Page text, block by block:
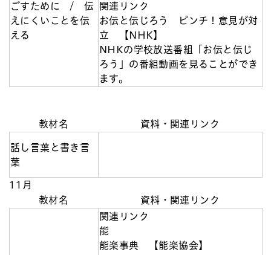
ごすために / 伝
えにくいことを伝
える
関連リンク
お伝と伝じろう ピンチ！意見が対
立 【NHK】
NHKの学校放送番組「お伝と伝じ
ろう」の番組動画を見ることができ
ます。
教材名 資料・関連リンク
話し言葉と書き言
葉
11月
教材名
資料・関連リンク
関連リンク
能
能楽事典 【能楽協会】